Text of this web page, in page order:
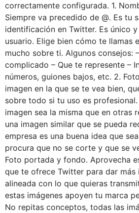
correctamente configurada. 1.
Siempre va precedido de @. Es tu
identificación en Twitter. Es único
usuario. Elige bien cómo te llamas
mucho sobre ti. Algunos consejos:
complicado – Que te represente –
números, guiones bajos, etc. 2.
imagen en la que se te vea bien,
sobre todo si tu uso es profesional.
imagen sea la misma que en otras
una imagen similar que se pueda
empresa es una buena idea que
procura que no se corte y que se
Foto portada y fondo. Aprovecha
que te ofrece Twitter para dar
alineada con lo que quieras
estas imágenes apoyen tu marca
No repitas conceptos, todas las